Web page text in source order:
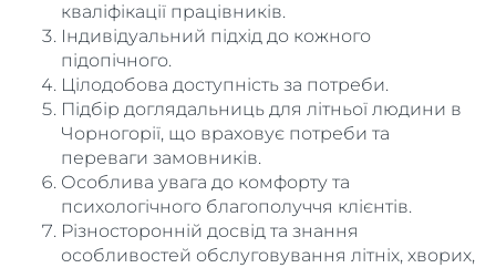
кваліфікації працівників.
Індивідуальний підхід до кожного
підопічного.
Цілодобова доступність за потреби.
Підбір доглядальниць для літньої людини в
Чорногорії, що враховує потреби та
переваги замовників.
Особлива увага до комфорту та
психологічного благополуччя клієнтів.
Різносторонній досвід та знання
особливостей обслуговування літніх, хворих,